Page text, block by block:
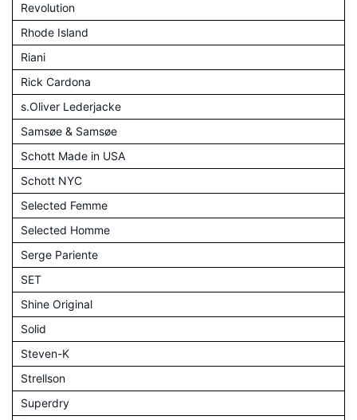
Revolution
Rhode Island
Riani
Rick Cardona
s.Oliver Lederjacke
Samsøe & Samsøe
Schott Made in USA
Schott NYC
Selected Femme
Selected Homme
Serge Pariente
SET
Shine Original
Solid
Steven-K
Strellson
Superdry